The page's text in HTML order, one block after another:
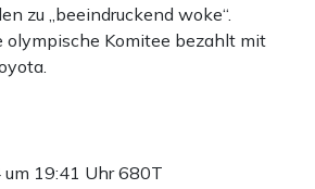
zu „beeindruckend woke“.
olympische Komitee bezahlt mit
19:41 Uhr680T